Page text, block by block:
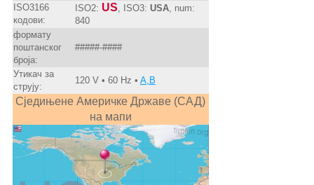
ISO3166
кодови:
ISO2: US , ISO3: USA, num:
840
формату
поштанског
броја:
#####-####
Утикач за
струју:
120 V • 60 Hz • A,B
Сједињене Америчке Државе (САД)
на мапи